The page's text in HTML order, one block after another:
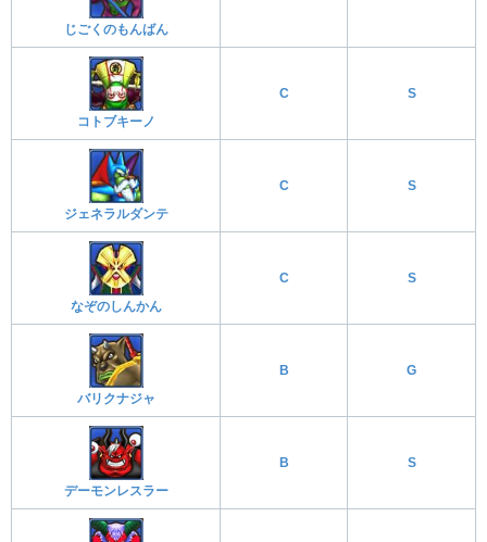
じごくのもんばん
コトブキーノ
C S
ジェネラルダンテ
C S
なぞのしんかん
C S
バリクナジャ
B G
デーモンレスラー
B S